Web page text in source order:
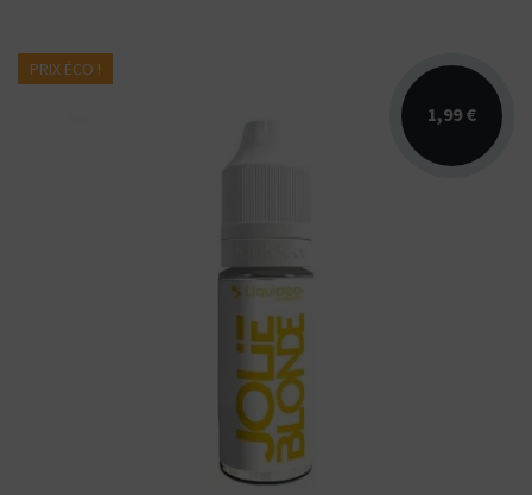
PRIX ÉCO !
1,99 €
Arômes : blend blond. Disponible au format
10ml nicotiné en 3mg, 6mg, 10mg et 18mg.